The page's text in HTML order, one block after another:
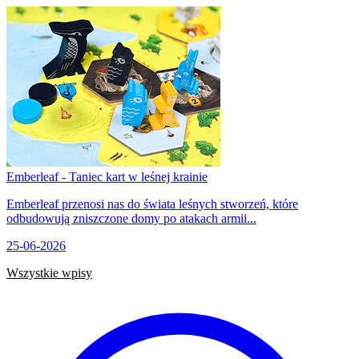
Emberleaf - Taniec kart w leśnej krainie
Emberleaf przenosi nas do świata leśnych stworzeń, które
odbudowują zniszczone domy po atakach armii...
25-06-2026
Wszystkie wpisy